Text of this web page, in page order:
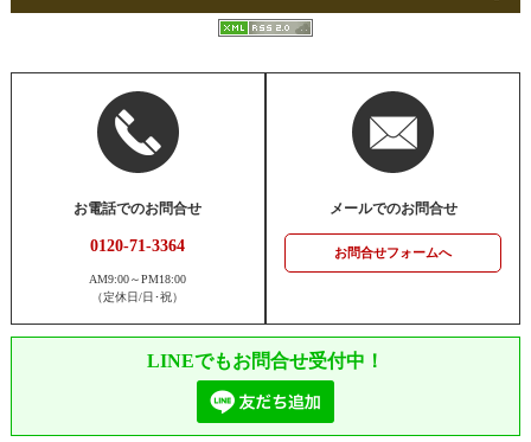
お電話でのお問合せ
0120-71-3364
AM9:00～PM18:00
（定休日/日･祝）
メールでのお問合せ
お問合せフォームへ
LINEでもお問合せ受付中！